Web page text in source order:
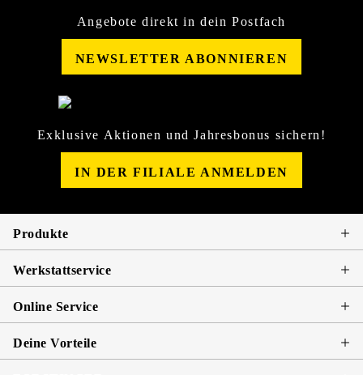
Angebote direkt in dein Postfach
NEWSLETTER ABONNIEREN
Exklusive Aktionen und Jahresbonus sichern!
IN DER FILIALE ANMELDEN
Produkte
Werkstattservice
Online Service
Deine Vorteile